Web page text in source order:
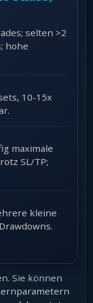
selten >2
hohe
10-15x
maximale
SL/TP;
kleine
Sie können